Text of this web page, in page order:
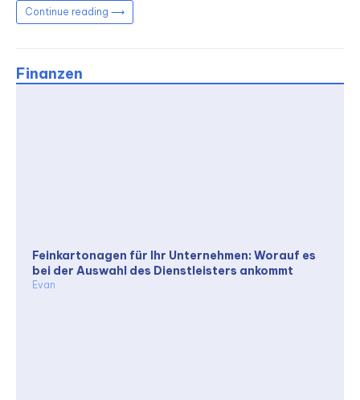
Continue reading ⟶
Finanzen
Feinkartonagen für Ihr Unternehmen: Worauf es
bei der Auswahl des Dienstleisters ankommt
Evan